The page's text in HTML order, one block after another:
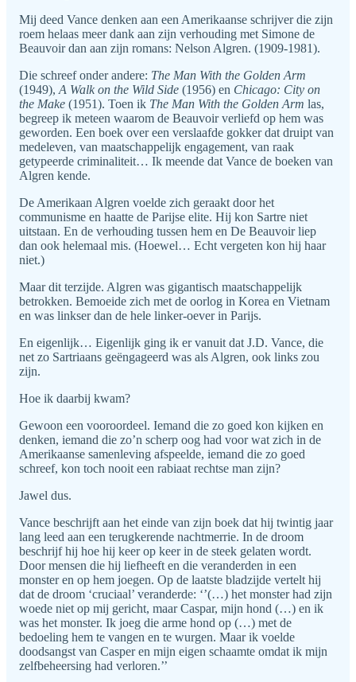
Mij deed Vance denken aan een Amerikaanse schrijver die zijn
roem helaas meer dank aan zijn verhouding met Simone de
Beauvoir dan aan zijn romans: Nelson Algren. (1909-1981).
Die schreef onder andere: The Man With the Golden Arm
(1949), A Walk on the Wild Side (1956) en Chicago: City on
the Make (1951). Toen ik The Man With the Golden Arm las,
begreep ik meteen waarom de Beauvoir verliefd op hem was
geworden. Een boek over een verslaafde gokker dat druipt van
medeleven, van maatschappelijk engagement, van raak
getypeerde criminaliteit… Ik meende dat Vance de boeken van
Algren kende.
De Amerikaan Algren voelde zich geraakt door het
communisme en haatte de Parijse elite. Hij kon Sartre niet
uitstaan. En de verhouding tussen hem en De Beauvoir liep
dan ook helemaal mis. (Hoewel… Echt vergeten kon hij haar
niet.)
Maar dit terzijde. Algren was gigantisch maatschappelijk
betrokken. Bemoeide zich met de oorlog in Korea en Vietnam
en was linkser dan de hele linker-oever in Parijs.
En eigenlijk… Eigenlijk ging ik er vanuit dat J.D. Vance, die
net zo Sartriaans geëngageerd was als Algren, ook links zou
zijn.
Hoe ik daarbij kwam?
Gewoon een vooroordeel. Iemand die zo goed kon kijken en
denken, iemand die zo’n scherp oog had voor wat zich in de
Amerikaanse samenleving afspeelde, iemand die zo goed
schreef, kon toch nooit een rabiaat rechtse man zijn?
Jawel dus.
Vance beschrijft aan het einde van zijn boek dat hij twintig jaar
lang leed aan een terugkerende nachtmerrie. In de droom
beschrijf hij hoe hij keer op keer in de steek gelaten wordt.
Door mensen die hij liefheeft en die veranderden in een
monster en op hem joegen. Op de laatste bladzijde vertelt hij
dat de droom ‘cruciaal’ veranderde: ‘’(…) het monster had zijn
woede niet op mij gericht, maar Caspar, mijn hond (…) en ik
was het monster. Ik joeg die arme hond op (…) met de
bedoeling hem te vangen en te wurgen. Maar ik voelde
doodsangst van Casper en mijn eigen schaamte omdat ik mijn
zelfbeheersing had verloren.’’